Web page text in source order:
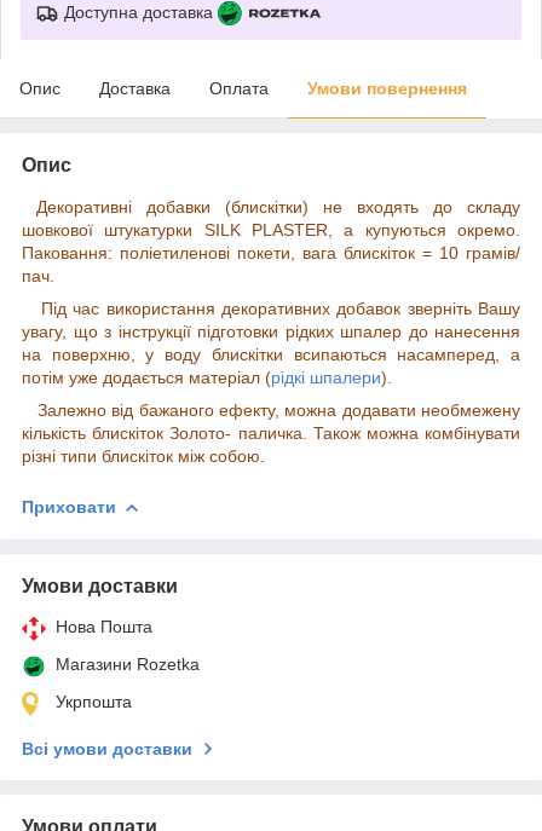
Доступна доставка
Опис Доставка Оплата Умови повернення
Опис
Декоративні добавки (блискітки) не входять до складу
шовкової штукатурки SILK PLASTER, а купуються окремо.
Паковання: поліетиленові покети, вага блискіток = 10 грамів/
пач.
Під час використання декоративних добавок зверніть Вашу
увагу, що з інструкції підготовки рідких шпалер до нанесення
на поверхню, у воду блискітки всипаються насамперед, а
потім уже додається матеріал (рідкі шпалери).
Залежно від бажаного ефекту, можна додавати необмежену
кількість блискіток Золото- паличка. Також можна комбінувати
різні типи блискіток між собою.
Приховати
Умови доставки
Нова Пошта
Магазини Rozetka
Укрпошта
Всі умови доставки
Умови оплати